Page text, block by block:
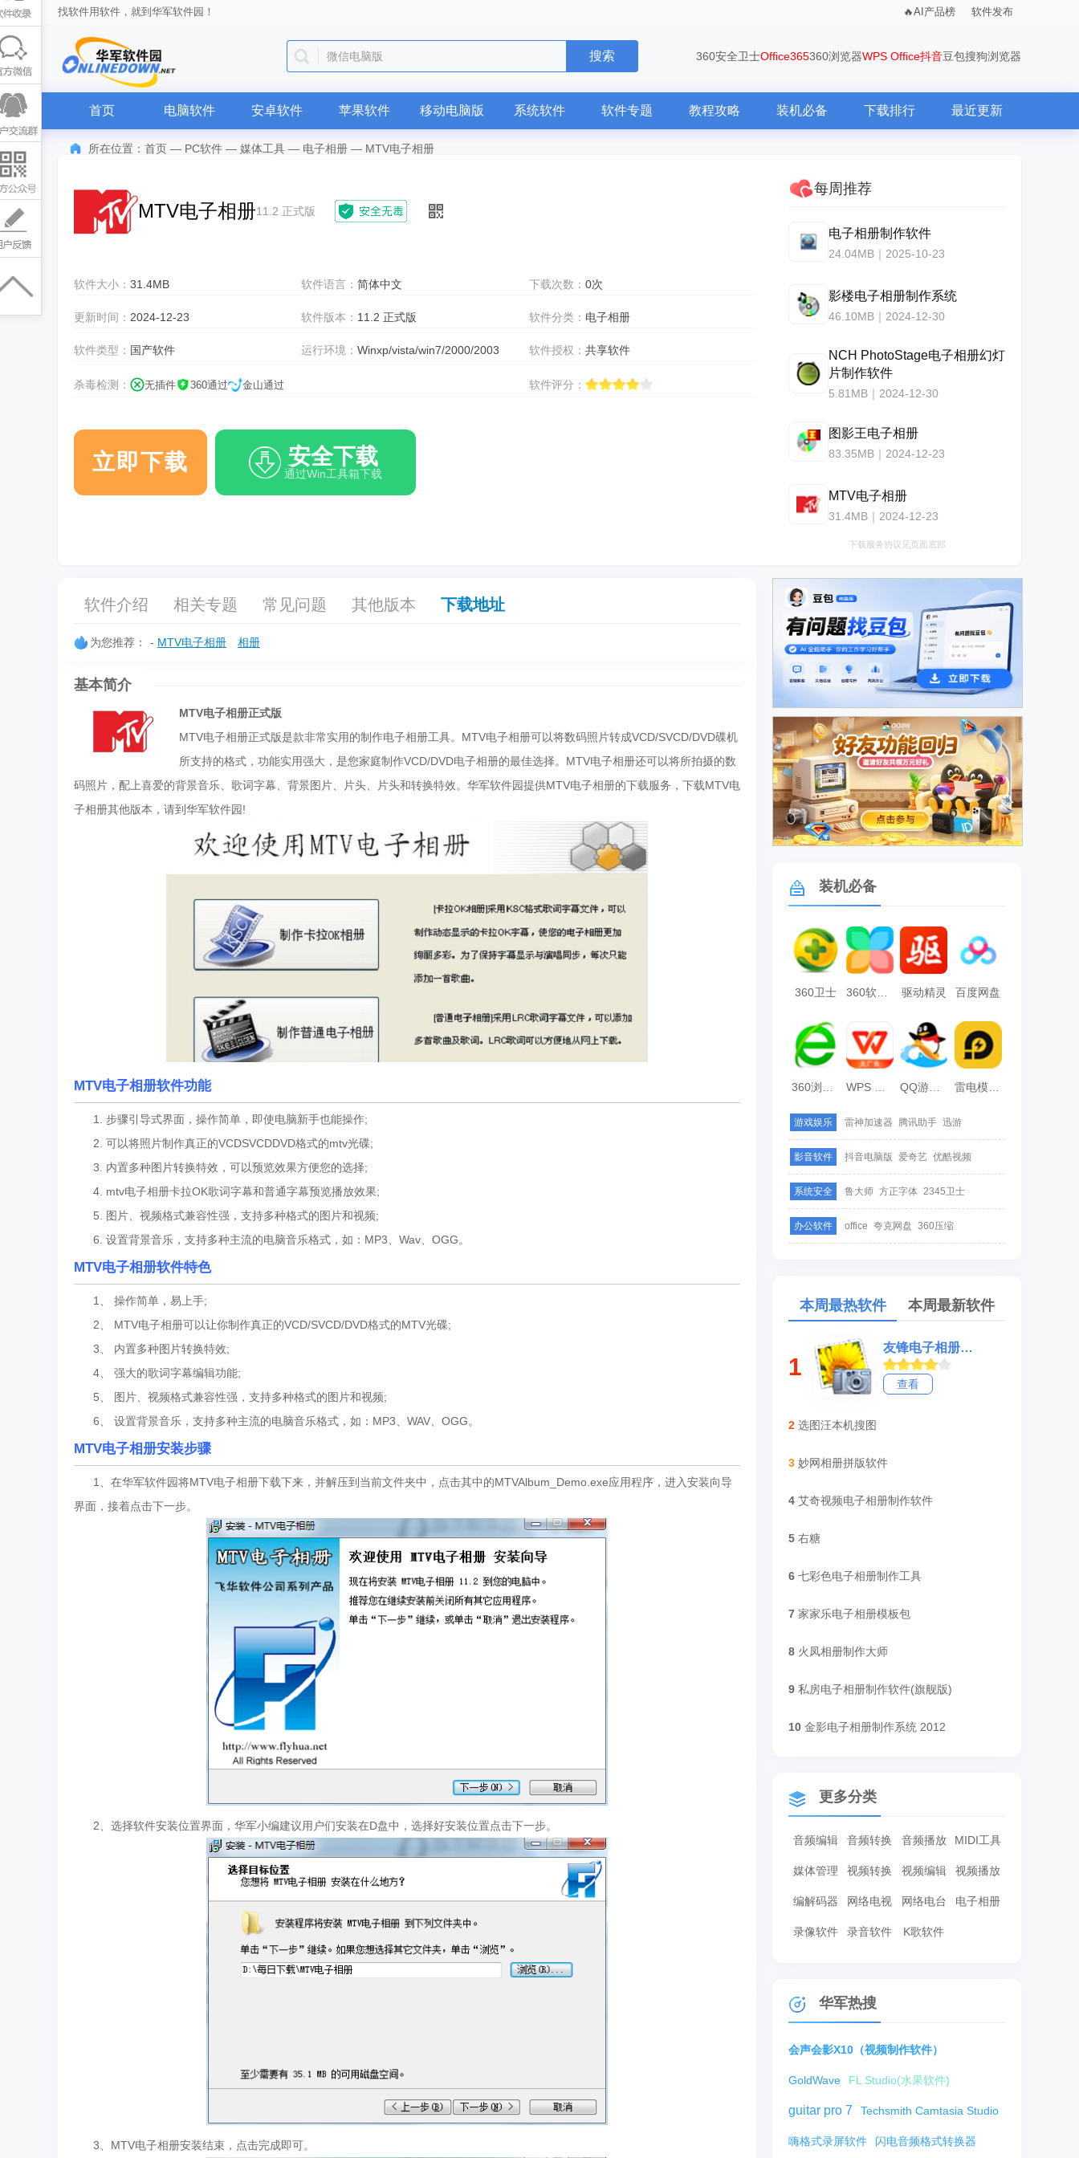
找软件用软件，就到华军软件园！ AI产品榜 软件发布
QQ 搜索 360安全卫士Office365360浏览器WPS Office抖音豆包搜狗浏览器
首页 电脑软件 安卓软件 苹果软件 移动电脑版 系统软件 软件专题 教程攻略 装机必备 下载排行 最近更新
所在位置： 首页 — PC软件 — 媒体工具 — 电子相册 — MTV电子相册
MTV电子相册11.2 正式版
软件大小： 31.4MB 软件语言：简体中文 下载次数： 0次
更新时间： 2024-12-23 软件版本： 11.2 正式版 软件分类： 电子相册
软件类型： 国产软件 运行环境：Winxp/vista/win7/2000/2003 软件授权： 共享软件
杀毒检测： 无插件 360通过 金山通过 软件评分：
立即下载 安全下载
通过Win工具箱下载
每周推荐
电子相册制作软件
24.04MB｜2025-10-23
影楼电子相册制作系统
46.10MB｜2024-12-30
NCH PhotoStage电子相册幻灯
片制作软件
5.81MB｜2024-12-30
图影王电子相册
83.35MB｜2024-12-23
MTV电子相册
31.4MB｜2024-12-23
下载服务协议见页面底部
软件介绍 相关专题 常见问题 其他版本 下载地址
为您推荐： - MTV电子相册 相册
基本简介
MTV电子相册正式版
MTV电子相册正式版是款非常实用的制作电子相册工具。MTV电子相册可以将数码照片转成VCD/SVCD/DVD碟机
所支持的格式，功能实用强大，是您家庭制作VCD/DVD电子相册的最佳选择。MTV电子相册还可以将所拍摄的数
码照片，配上喜爱的背景音乐、歌词字幕、背景图片、片头、片头和转换特效。华军软件园提供MTV电子相册的下载服务，下载MTV电
子相册其他版本，请到华军软件园!
MTV电子相册软件功能
1. 步骤引导式界面，操作简单，即使电脑新手也能操作;
2. 可以将照片制作真正的VCDSVCDDVD格式的mtv光碟;
3. 内置多种图片转换特效，可以预览效果方便您的选择;
4. mtv电子相册卡拉OK歌词字幕和普通字幕预览播放效果;
5. 图片、视频格式兼容性强，支持多种格式的图片和视频;
6. 设置背景音乐，支持多种主流的电脑音乐格式，如：MP3、Wav、OGG。
MTV电子相册软件特色
1、 操作简单，易上手;
2、 MTV电子相册可以让你制作真正的VCD/SVCD/DVD格式的MTV光碟;
3、 内置多种图片转换特效;
4、 强大的歌词字幕编辑功能;
5、 图片、视频格式兼容性强，支持多种格式的图片和视频;
6、 设置背景音乐，支持多种主流的电脑音乐格式，如：MP3、WAV、OGG。
MTV电子相册安装步骤
1、在华军软件园将MTV电子相册下载下来，并解压到当前文件夹中，点击其中的MTVAlbum_Demo.exe应用程序，进入安装向导
界面，接着点击下一步。
2、选择软件安装位置界面，华军小编建议用户们安装在D盘中，选择好安装位置点击下一步。
3、MTV电子相册安装结束，点击完成即可。
广告
广告
装机必备
360卫士 360软件管家 驱动精灵 百度网盘
雷电模拟器
游戏娱乐 雷神加速器 腾讯助手 迅游
影音软件 抖音电脑版 爱奇艺 优酷视频
系统安全 鲁大师 方正字体 2345卫士
办公软件 office 夸克网盘 360压缩
本周最热软件 本周最新软件
1
友锋电子相册制作
查看
2 选图汪本机搜图
3 妙网相册拼版软件
4 艾奇视频电子相册制作软件
5 右糖
6 七彩色电子相册制作工具
7 家家乐电子相册模板包
8 火凤相册制作大师
9 私房电子相册制作软件(旗舰版)
10 金影电子相册制作系统 2012
更多分类
音频编辑 音频转换 音频播放 MIDI工具
媒体管理 视频转换 视频编辑 视频播放
编解码器 网络电视 网络电台 电子相册
录像软件 录音软件 K歌软件
华军热搜
会声会影X10（视频制作软件）
GoldWave FL Studio(水果软件)
guitar pro 7 Techsmith Camtasia Studio
嗨格式录屏软件 闪电音频格式转换器